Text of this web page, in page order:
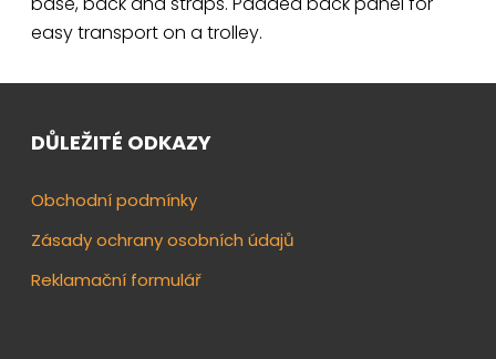
easy transport on a trolley.
DŮLEŽITÉ ODKAZY
Obchodní podmínky
Zásady ochrany osobních údajů
Reklamační formulář